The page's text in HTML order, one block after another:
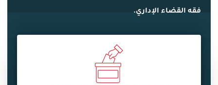
فقه القضاء الإداري.